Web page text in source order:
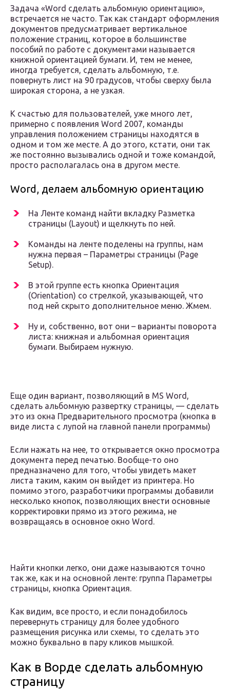
Задача «Word сделать альбомную ориентацию»,
встречается не часто. Так как стандарт оформления
документов предусматривает вертикальное
положение страниц, которое в большинстве
пособий по работе с документами называется
книжной ориентацией бумаги. И, тем не менее,
иногда требуется, сделать альбомную, т.е.
повернуть лист на 90 градусов, чтобы сверху была
широкая сторона, а не узкая.
К счастью для пользователей, уже много лет,
примерно с появления Word 2007, команды
управления положением страницы находятся в
одном и том же месте. А до этого, кстати, они так
же постоянно вызывались одной и тоже командой,
просто располагалась она в другом месте.
Word, делаем альбомную ориентацию
На Ленте команд найти вкладку Разметка
страницы (Layout) и щелкнуть по ней.
Команды на ленте поделены на группы, нам
нужна первая – Параметры страницы (Page
Setup).
В этой группе есть кнопка Ориентация
(Orientation) со стрелкой, указывающей, что
под ней скрыто дополнительное меню. Жмем.
Ну и, собственно, вот они – варианты поворота
листа: книжная и альбомная ориентация
бумаги. Выбираем нужную.
Еще один вариант, позволяющий в MS Word,
сделать альбомную развертку страницы, — сделать
это из окна Предварительного просмотра (кнопка в
виде листа с лупой на главной панели программы)
Если нажать на нее, то открывается окно просмотра
документа перед печатью. Вообще-то оно
предназначено для того, чтобы увидеть макет
листа таким, каким он выйдет из принтера. Но
помимо этого, разработчики программы добавили
несколько кнопок, позволяющих внести основные
корректировки прямо из этого режима, не
возвращаясь в основное окно Word.
Найти кнопки легко, они даже называются точно
так же, как и на основной ленте: группа Параметры
страницы, кнопка Ориентация.
Как видим, все просто, и если понадобилось
перевернуть страницу для более удобного
размещения рисунка или схемы, то сделать это
можно буквально в пару кликов мышкой.
Как в Ворде сделать альбомную
страницу